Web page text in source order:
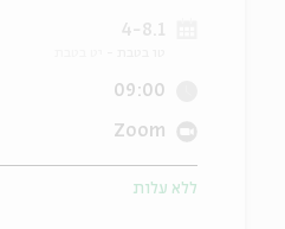
4-8.1
09:00
Zoom
ללא עלות